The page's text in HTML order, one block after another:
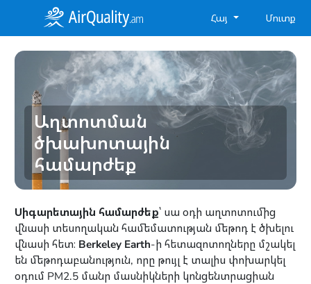
Հայ Մուտք
Աղտոտման
ծխախոտային
համարժեք
Սիգարետային համարժեք՝ սա օդի աղտոտումից
վնասի տեսողական համեմատության մեթոդ է ծխելու
վնասի հետ։ Berkeley Earth-ի հետազոտողները մշակել
են մեթոդաբանություն, որը թույլ է տալիս փոխարկել
օդում PM2.5 մանր մասնիկների կոնցենտրացիան